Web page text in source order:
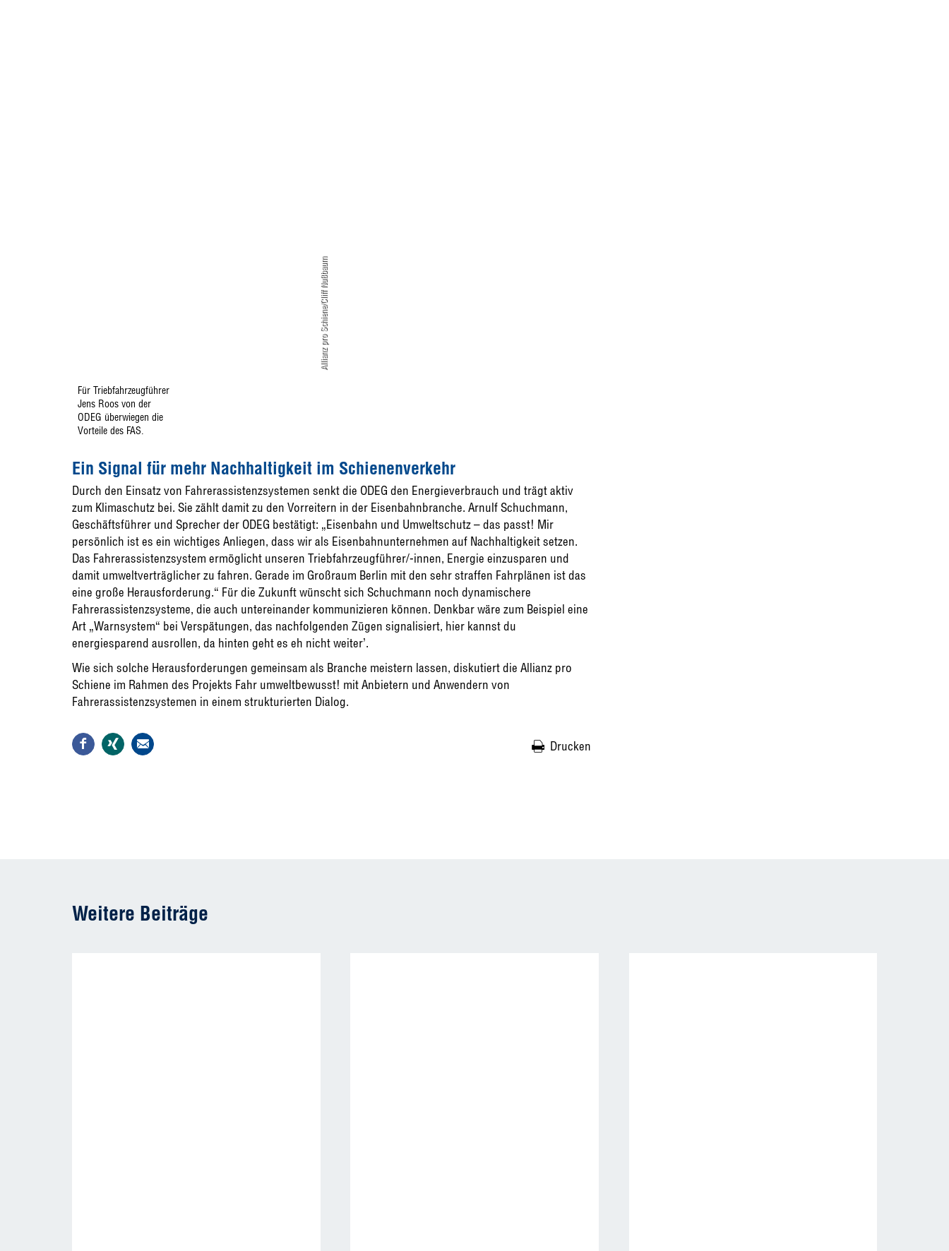
Allianz pro Schiene/Cliff Nußbaum
Für Triebfahrzeugführer
Jens Roos von der
ODEG überwiegen die
Vorteile des FAS.
Ein Signal für mehr Nachhaltigkeit im Schienenverkehr
Durch den Einsatz von Fahrerassistenzsystemen senkt die ODEG den Energieverbrauch und trägt aktiv
zum Klimaschutz bei. Sie zählt damit zu den Vorreitern in der Eisenbahnbranche. Arnulf Schuchmann,
Geschäftsführer und Sprecher der ODEG bestätigt: „Eisenbahn und Umweltschutz – das passt! Mir
persönlich ist es ein wichtiges Anliegen, dass wir als Eisenbahnunternehmen auf Nachhaltigkeit setzen.
Das Fahrerassistenzsystem ermöglicht unseren Triebfahrzeugführer/-innen, Energie einzusparen und
damit umweltverträglicher zu fahren. Gerade im Großraum Berlin mit den sehr straffen Fahrplänen ist das
eine große Herausforderung.“ Für die Zukunft wünscht sich Schuchmann noch dynamischere
Fahrerassistenzsysteme, die auch untereinander kommunizieren können. Denkbar wäre zum Beispiel eine
Art „Warnsystem“ bei Verspätungen, das nachfolgenden Zügen signalisiert, hier kannst du
energiesparend ausrollen, da hinten geht es eh nicht weiter’.
Wie sich solche Herausforderungen gemeinsam als Branche meistern lassen, diskutiert die Allianz pro
Schiene im Rahmen des Projekts Fahr umweltbewusst! mit Anbietern und Anwendern von
Fahrerassistenzsystemen in einem strukturierten Dialog.
Drucken
Weitere Beiträge